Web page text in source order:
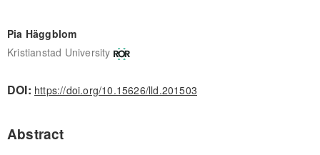
Pia Häggblom
Kristianstad University
DOI: https://doi.org/10.15626/lld.201503
Abstract